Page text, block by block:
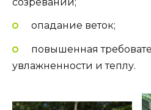
опадание веток;
повышенная
увлажненности и теплу.